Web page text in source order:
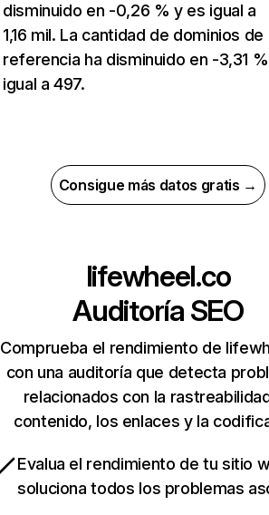
disminuido en -0,26 % y es igual a
1,16 mil. La cantidad de dominios de
referencia ha disminuido en -3,31
igual a 497.
Consigue más datos gratis →
lifewheel.co
Auditoría SEO
Comprueba el rendimiento de
con una auditoría que detecta
relacionados con la
contenido, los enlaces y la
Evalua el rendimiento de tu sitio
soluciona todos los problemas